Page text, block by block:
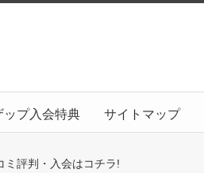
ップ入会特典 サイトマップ
評判・入会はコチラ!